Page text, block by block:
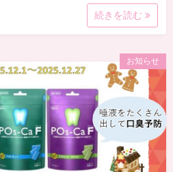
続きを読む
お知らせ